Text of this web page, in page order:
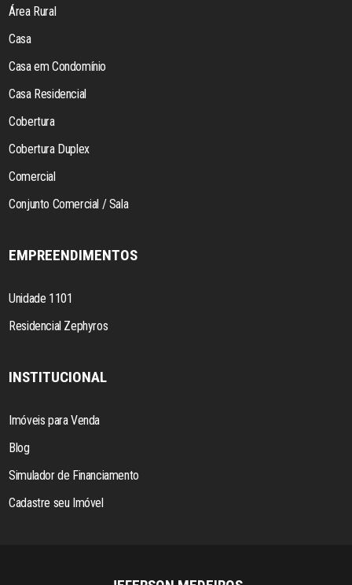
Área Rural
Casa
Casa em Condomínio
Casa Residencial
Cobertura
Cobertura Duplex
Comercial
Conjunto Comercial / Sala
EMPREENDIMENTOS
Unidade 1101
Residencial Zephyros
INSTITUCIONAL
Imóveis para Venda
Blog
Simulador de Financiamento
Cadastre seu Imóvel